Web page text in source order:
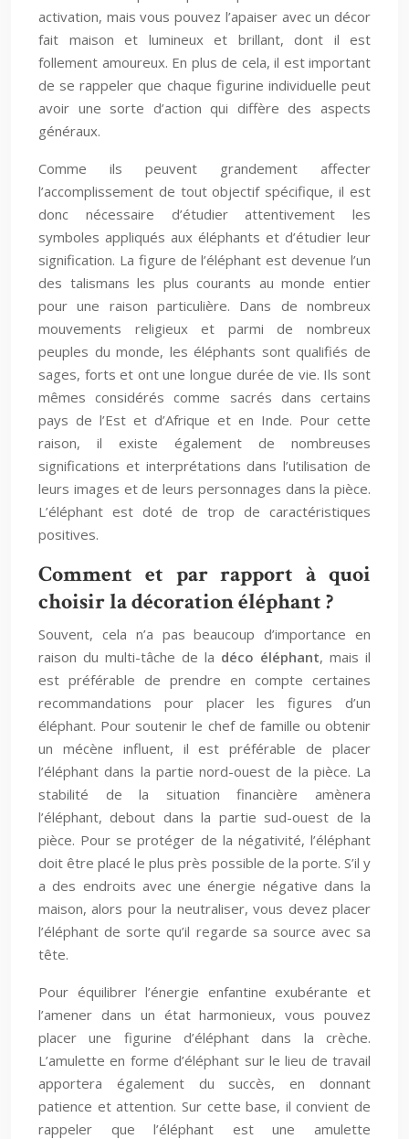
activation, mais vous pouvez l’apaiser avec un décor
fait maison et lumineux et brillant, dont il est
follement amoureux. En plus de cela, il est important
de se rappeler que chaque figurine individuelle peut
avoir une sorte d’action qui diffère des aspects
généraux.
Comme ils peuvent grandement affecter
l’accomplissement de tout objectif spécifique, il est
donc nécessaire d’étudier attentivement les
symboles appliqués aux éléphants et d’étudier leur
signification. La figure de l’éléphant est devenue l’un
des talismans les plus courants au monde entier
pour une raison particulière. Dans de nombreux
mouvements religieux et parmi de nombreux
peuples du monde, les éléphants sont qualifiés de
sages, forts et ont une longue durée de vie. Ils sont
mêmes considérés comme sacrés dans certains
pays de l’Est et d’Afrique et en Inde. Pour cette
raison, il existe également de nombreuses
significations et interprétations dans l’utilisation de
leurs images et de leurs personnages dans la pièce.
L’éléphant est doté de trop de caractéristiques
positives.
Comment et par rapport à quoi
choisir la décoration éléphant ?
Souvent, cela n’a pas beaucoup d’importance en
raison du multi-tâche de la déco éléphant, mais il
est préférable de prendre en compte certaines
recommandations pour placer les figures d’un
éléphant. Pour soutenir le chef de famille ou obtenir
un mécène influent, il est préférable de placer
l’éléphant dans la partie nord-ouest de la pièce. La
stabilité de la situation financière amènera
l’éléphant, debout dans la partie sud-ouest de la
pièce. Pour se protéger de la négativité, l’éléphant
doit être placé le plus près possible de la porte. S’il y
a des endroits avec une énergie négative dans la
maison, alors pour la neutraliser, vous devez placer
l’éléphant de sorte qu’il regarde sa source avec sa
tête.
Pour équilibrer l’énergie enfantine exubérante et
l’amener dans un état harmonieux, vous pouvez
placer une figurine d’éléphant dans la crèche.
L’amulette en forme d’éléphant sur le lieu de travail
apportera également du succès, en donnant
patience et attention. Sur cette base, il convient de
rappeler que l’éléphant est une amulette